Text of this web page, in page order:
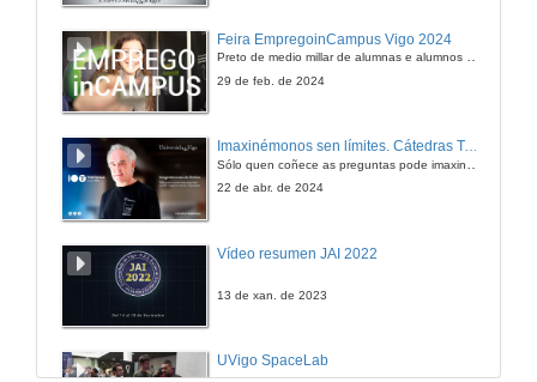
Intervención Jaime Aneiros
Intervención Pedro Arias
Intervención Carmen Adán
Peche da conferencia
Feira EmpregoinCampus Vigo 2024
Preto de medio millar de alumnas e alumnos buscan coñecer máis de preto as oportunidades que lles achegan as arredor de medio cento de empresas que participan na edición viguesa da feira. Xunto coa visita aos stands, durante a feria desenvólvense varias actividades complementarias, como obradoiros, conversas, mesas redondas ou o pasaporte de empregabilidade, un espazo no que poderán recibir asesoramento sobre o seu CV.
29 de feb. de 2024
Imaxinémonos sen límites. Cátedras Telefónica
22 de abr. de 2024
Vídeo resumen JAI 2022
13 de xan. de 2023
UVigo SpaceLab